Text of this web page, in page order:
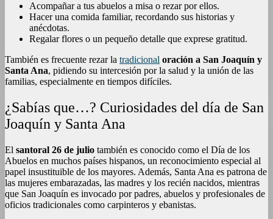
Acompañar a tus abuelos a misa o rezar por ellos.
Hacer una comida familiar, recordando sus historias y
anécdotas.
Regalar flores o un pequeño detalle que exprese gratitud.
También es frecuente rezar la tradicional oración a San Joaquín y
Santa Ana, pidiendo su intercesión por la salud y la unión de las
familias, especialmente en tiempos difíciles.
¿Sabías que…? Curiosidades del día de San
Joaquín y Santa Ana
El santoral 26 de julio también es conocido como el Día de los
Abuelos en muchos países hispanos, un reconocimiento especial al
papel insustituible de los mayores. Además, Santa Ana es patrona de
las mujeres embarazadas, las madres y los recién nacidos, mientras
que San Joaquín es invocado por padres, abuelos y profesionales de
oficios tradicionales como carpinteros y ebanistas.